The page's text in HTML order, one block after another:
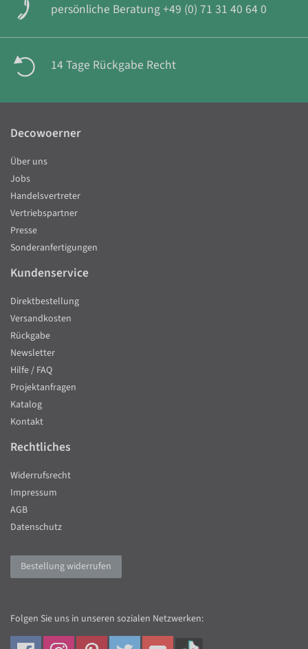
persönliche Beratung +49 (0) 71 31 40 64 0
14 Tage Rückgabe Recht
Decowoerner
Über uns
Jobs
Handelsvertreter
Vertriebspartner
Presse
Sonderanfertigungen
Kundenservice
Direktbestellung
Versandkosten
Rückgabe
Newsletter
Hilfe / FAQ
Projektanfragen
Katalog
Kontakt
Rechtliches
Widerrufsrecht
Impressum
AGB
Datenschutz
Bestellung widerrufen
Folgen Sie uns in unseren sozialen Netzwerken: